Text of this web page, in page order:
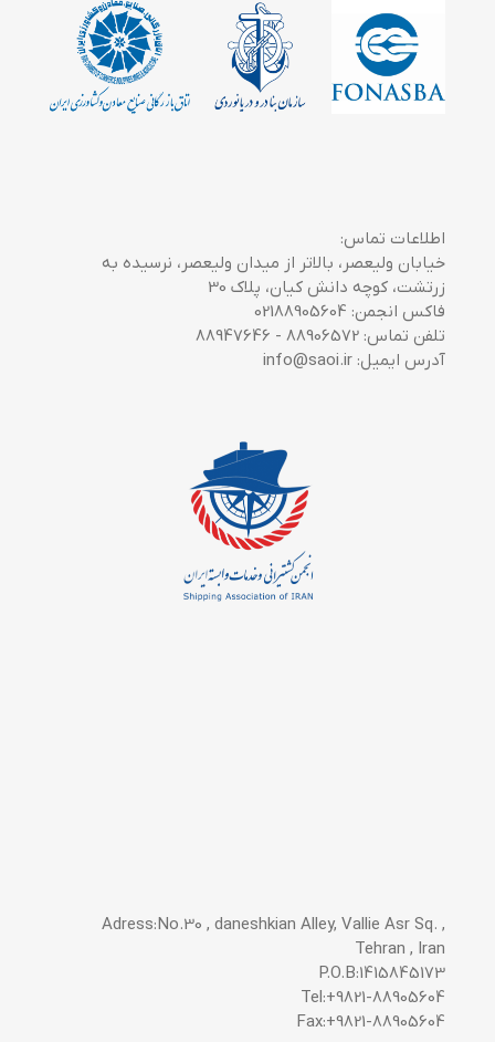
اطلاعات تماس:
خیابان ولیعصر، بالاتر از میدان ولیعصر، نرسیده به
زرتشت، کوچه دانش کیان، پلاک 30
فاکس انجمن: 02188905604
تلفن تماس: 88906572 - 88947646
آدرس ایمیل: info@saoi.ir
Adress:No.30 , daneshkian Alley, Vallie Asr Sq. ,
Tehran , Iran
P.O.B:1415845173
Tel:+9821-88905604
Fax:+9821-88905604